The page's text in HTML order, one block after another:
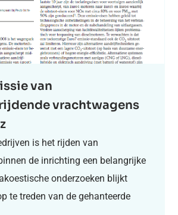
van
vrachtwagens
is het rijden van
de inrichting een belangrijke
onderzoeken blijkt
te treden van de gehanteerde